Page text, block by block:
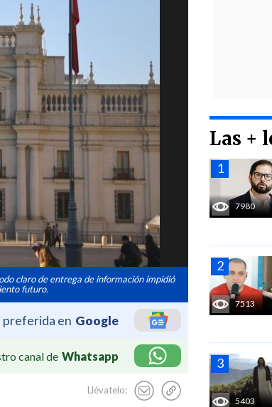
claro de entrega de información impidió
futuro.
en Google
canal de Whatsapp
Llévatelo:
Las +
7980
7513
5403